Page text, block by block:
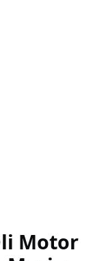
Motor